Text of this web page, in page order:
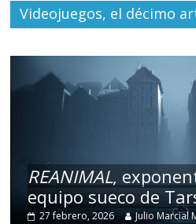
Videojuegos, el décimo
REANIMAL,
equipo sueco de
27 febrero, 2026 Julio Marcial